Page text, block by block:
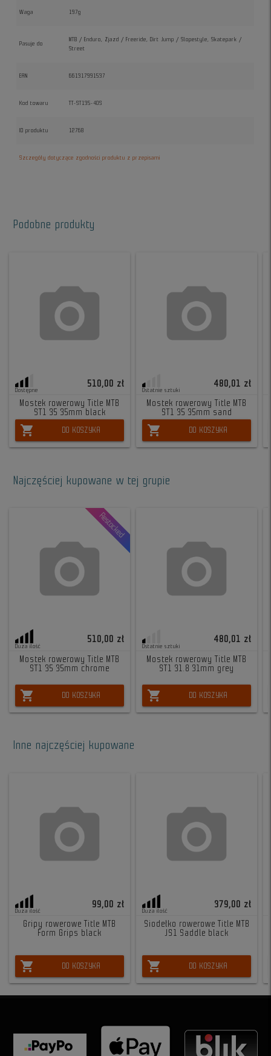
Waga 197g
Pasuje do
MTB / Enduro, Zjazd / Freeride, Dirt Jump / Slopestyle, Skatepark /
Street
EAN 661317991537
Kod towaru TT-ST135-40S
ID produktu 12768
Szczegóły dotyczące zgodności produktu z przepisami
Podobne produkty
Dostępne
510,00 zł
Mostek rowerowy Title MTB
ST1 35 35mm black
shopping_cart DO KOSZYKA
Ostatnie sztuki
480,01 zł
Mostek rowerowy Title MTB
ST1 35 35mm sand
shopping_cart DO KOSZYKA
Najczęściej kupowane w tej grupie
Restocked
Duża ilość
510,00 zł
Mostek rowerowy Title MTB
ST1 35 35mm chrome
shopping_cart DO KOSZYKA
Ostatnie sztuki
480,01 zł
Mostek rowerowy Title MTB
ST1 31.8 31mm grey
shopping_cart DO KOSZYKA
Inne najczęściej kupowane
Duża ilość
99,00 zł
Gripy rowerowe Title MTB
Form Grips black
shopping_cart DO KOSZYKA
Duża ilość
379,00 zł
Siodełko rowerowe Title MTB
JS1 Saddle black
shopping_cart DO KOSZYKA